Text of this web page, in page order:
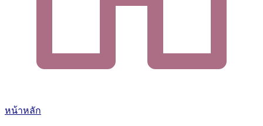
หน้าหลัก